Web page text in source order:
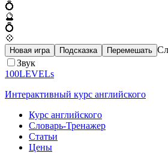
💍
🔮
💍
💠
Новая игра Подсказка Перемешать
Звук
100LEVELs
Интерактивный курс английского
Курс английского
Словарь-Тренажер
Статьи
Цены